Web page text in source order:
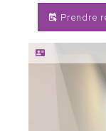
Prendre